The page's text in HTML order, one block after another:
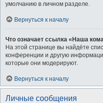
умолчанию в личном разделе.
Вернуться к началу
Что означает ссылка «Наша
На этой странице вы найдёте
конференции и другую
которые они модерируют.
Вернуться к началу
Личные сообщения